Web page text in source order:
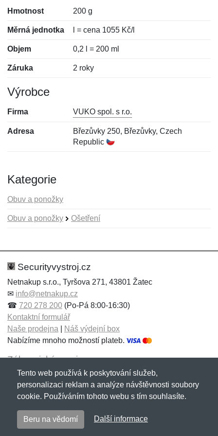
Hmotnost 200 g
Měrná jednotka l = cena 1055 Kč/l
Objem 0,2 l = 200 ml
Záruka 2 roky
Výrobce
Firma VUKO spol. s r.o.
Adresa
Březůvky 250, Březůvky, Czech
Republic
Kategorie
Obuv a ponožky
Obuv a ponožky Ošetření
Hodnocení:
Jméno: *
Zpráva*
Jméno:
E-mail:*
Securityvystroj.cz
Netnakup s.r.o., Tyršova 271, 43801 Žatec
✉ info@netnakup.cz
☎ 720 278 200 (Po-Pá 8:00-16:30)
Kontaktní formulář
Naše prodejna
Náš výdejní box
Nabízíme mnoho možností plateb.
Zákaznický servis
Novinky emailem
Copyright © 2007-2026 (19 let s vámi)Netnakup.cz
NetIQ. Všechna práva vyhrazena.
Tento web používá k poskytování služeb,
personalizaci reklam a analýze návštěvnosti soubory
cookie. Používáním tohoto webu s tím souhlasíte.
Beru na vědomí Další informace